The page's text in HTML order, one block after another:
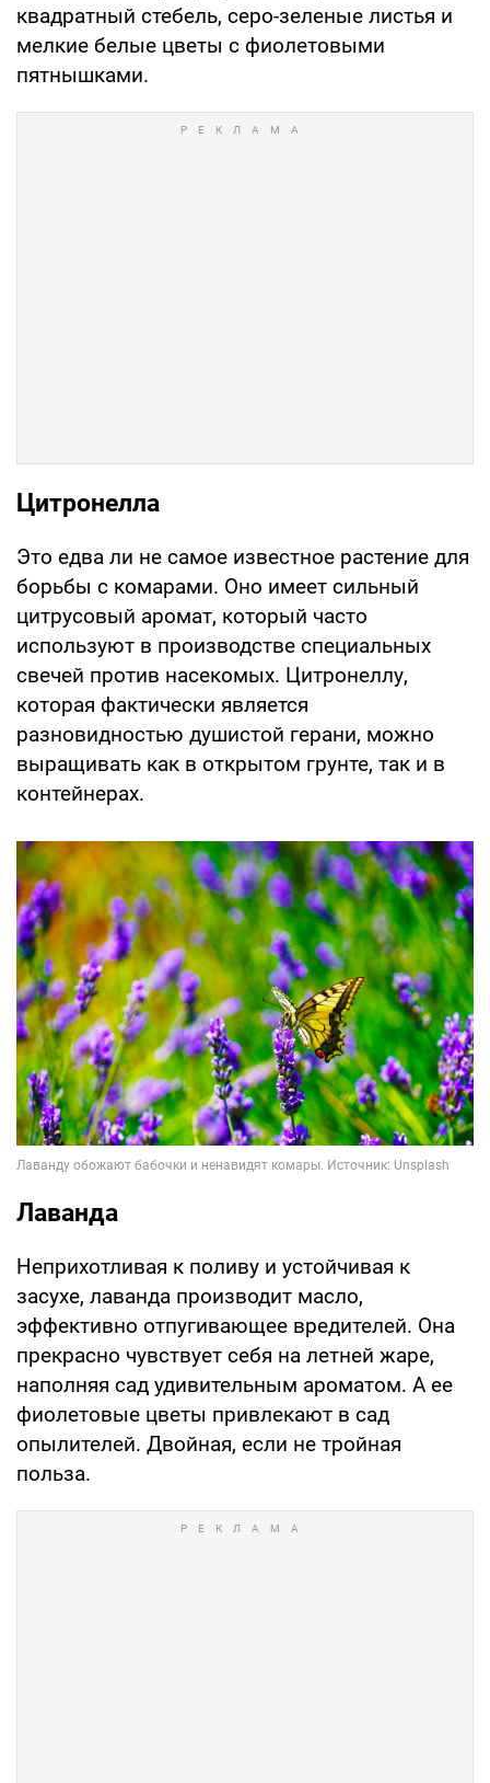
квадратный стебель, серо-зеленые листья и
мелкие белые цветы с фиолетовыми
пятнышками.
Цитронелла
Это едва ли не самое известное растение для
борьбы с комарами. Оно имеет сильный
цитрусовый аромат, который часто
используют в производстве специальных
свечей против насекомых. Цитронеллу,
которая фактически является
разновидностью душистой герани, можно
выращивать как в открытом грунте, так и в
контейнерах.
Лаванда
Неприхотливая к поливу и устойчивая к
засухе, лаванда производит масло,
эффективно отпугивающее вредителей. Она
прекрасно чувствует себя на летней жаре,
наполняя сад удивительным ароматом. А ее
фиолетовые цветы привлекают в сад
опылителей. Двойная, если не тройная
польза.